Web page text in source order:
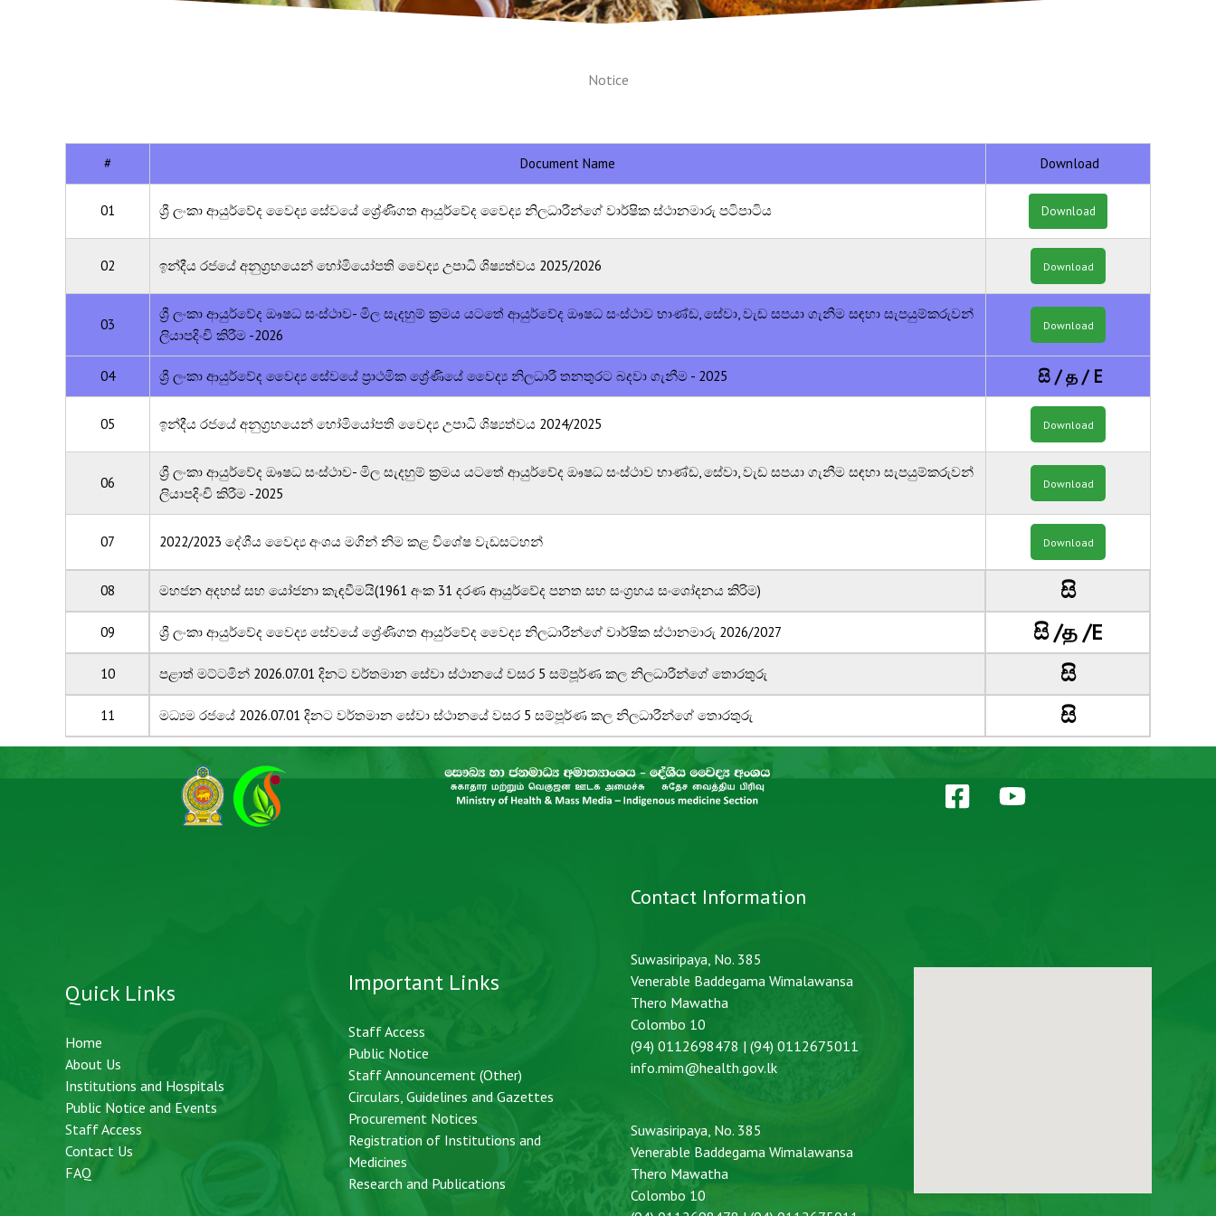
Notice
# Document Name Download
01 ශ්‍රී ලංකා ආයුර්වේද වෛද්‍ය සේවයේ ශ්‍රේණිගත ආයුර්වේද වෛද්‍ය නිලධාරීන්ගේ වාර්ෂික ස්ථානමාරු පටිපාටිය Download
02 ඉන්දීය රජයේ අනුග්‍රහයෙන් හෝමියෝපති වෛද්‍ය උපාධි ශිෂ්‍යත්වය 2025/2026 Download
03
ශ්‍රී ලංකා ආයුර්වේද ඖෂධ සංස්ථාව- මිල සැදහුම් ක්‍රමය යටතේ ආයුර්වේද ඖෂධ සංස්ථාව භාණ්ඩ, සේවා, වැඩ සපයා ගැනීම සඳහා සැපයුම්කරුවන්
ලියාපදිංචි කිරීම -2026
Download
04 ශ්‍රී ලංකා ආයුර්වේද වෛද්‍ය සේවයේ ප්‍රාථමික ශ්‍රේණියේ වෛද්‍ය නිලධාරී තනතුරට බදවා ගැනීම - 2025 සි /த/ E
05 ඉන්දීය රජයේ අනුග්‍රහයෙන් හෝමියෝපති වෛද්‍ය උපාධි ශිෂ්‍යත්වය 2024/2025 Download
06
ශ්‍රී ලංකා ආයුර්වේද ඖෂධ සංස්ථාව- මිල සැදහුම් ක්‍රමය යටතේ ආයුර්වේද ඖෂධ සංස්ථාව භාණ්ඩ, සේවා, වැඩ සපයා ගැනීම සඳහා සැපයුම්කරුවන්
ලියාපදිංචි කිරීම -2025
Download
07 2022/2023 දේශීය වෛද්‍ය අංශය මගින් නිම කළ විශේෂ වැඩසටහන් Download
08 මහජන අදහස් සහ යෝජනා කැඳවීමයි(1961 අංක 31 දරණ ආයුර්වේද පනත සහ සංග්‍රහය සංශෝදනය කිරිම) සි
09 ශ්‍රී ලංකා ආයුර්වේද වෛද්‍ය සේවයේ ශ්‍රේණිගත ආයුර්වේද වෛද්‍ය නිලධාරීන්ගේ වාර්ෂික ස්ථානමාරු 2026/2027 සි/த/E
10 පළාත් මට්ටමින් 2026.07.01 දිනට වර්තමාන සේවා ස්ථානයේ වසර 5 සම්පූර්ණ කල නිලධාරීන්ගේ තොරතුරු සි
11 මධ්‍යම රජ‍යේ 2026.07.01 දිනට වර්තමාන සේවා ස්ථානයේ වසර 5 සම්පූර්ණ කල නිලධාරීන්ගේ තොරතුරු සි
Quick Links
Home
About Us
Institutions and Hospitals
Public Notice and Events
Staff Access
Contact Us
FAQ
Important Links
Staff Access
Public Notice
Staff Announcement (Other)
Circulars, Guidelines and Gazettes
Procurement Notices
Registration of Institutions and
Medicines
Research and Publications
Contact Information
Suwasiripaya, No. 385
Venerable Baddegama Wimalawansa
Thero Mawatha
Colombo 10
(94) 0112698478 | (94) 0112675011
info.mim@health.gov.lk
Suwasiripaya, No. 385
Venerable Baddegama Wimalawansa
Thero Mawatha
Colombo 10